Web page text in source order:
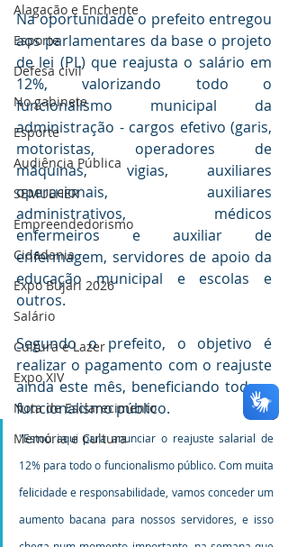
Alagação e Enchente
Esporte
Defesa civil
No gabinete
Esporte
Audiência Pública
SEMULHER
Empreendedorismo
Cidadania
Expo Bujari 2026
Salário
Cultura e Lazer
Expo XIV
Nota de Esclarecimento
Memória e Cultura
Na oportunidade o prefeito entregou
aos parlamentares da base o projeto
de lei (PL) que reajusta o salário em
12%, valorizando todo o
funcionalismo municipal da
administração - cargos efetivo (garis,
motoristas, operadores de
máquinas, vigias, auxiliares
operacionais, auxiliares
administrativos, médicos
enfermeiros e auxiliar de
enfermagem, servidores de apoio da
educação municipal e escolas e
outros.
Segundo o prefeito, o objetivo é
realizar o pagamento com o reajuste
ainda este mês, beneficiando todo o
funcionalismo público.
"Estou aqui para anunciar o reajuste salarial de
12% para todo o funcionalismo público. Com muita
felicidade e responsabilidade, vamos conceder um
aumento bacana para nossos servidores, e isso